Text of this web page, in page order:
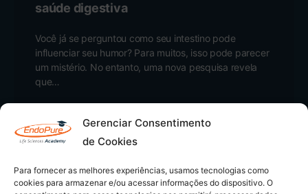
Gerenciar Consentimento
de Cookies
Para fornecer as melhores experiências, usamos tecnologias como
cookies para armazenar e/ou acessar informações do dispositivo. O
saúde digestiva
Você já se perguntou como seu intestino pode
influenciar seu humor? Para muitos, isso pode parecer
um mistério. No entanto, uma nova pesquisa revela
que…
março 21, 2025